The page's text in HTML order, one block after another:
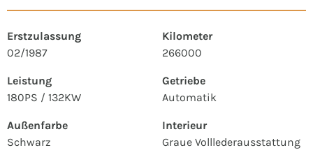
Erstzulassung
02/1987
Kilometer
266000
Leistung
180PS / 132KW
Getriebe
Automatik
Außenfarbe
Schwarz
Interieur
Graue Volllederausstattung